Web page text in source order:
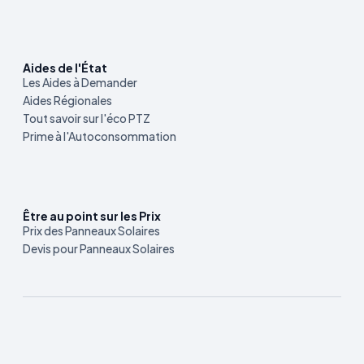
Aides de l'État
Les Aides à Demander
Aides Régionales
Tout savoir sur l'éco PTZ
Prime à l'Autoconsommation
Être au point sur les Prix
Prix des Panneaux Solaires
Devis pour Panneaux Solaires